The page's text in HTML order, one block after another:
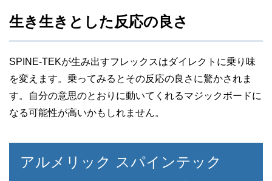
生き生きとした反応の良さ
SPINE-TEKが生み出すフレックスはダイレクトに乗り味
を変えます。乗ってみるとその反応の良さに驚かされま
す。自分の意思のとおりに動いてくれるマジックボードに
なる可能性が高いかもしれません。
アルメリック スパインテック